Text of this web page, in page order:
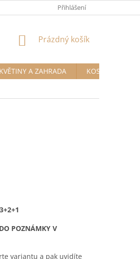
Přihlášení
NÁKUPNÍ
Prázdný košík
KVĚTINY A ZAHRADA
KOSMETIKA A
POZNÁMKY V
variantu a pak uvidíte